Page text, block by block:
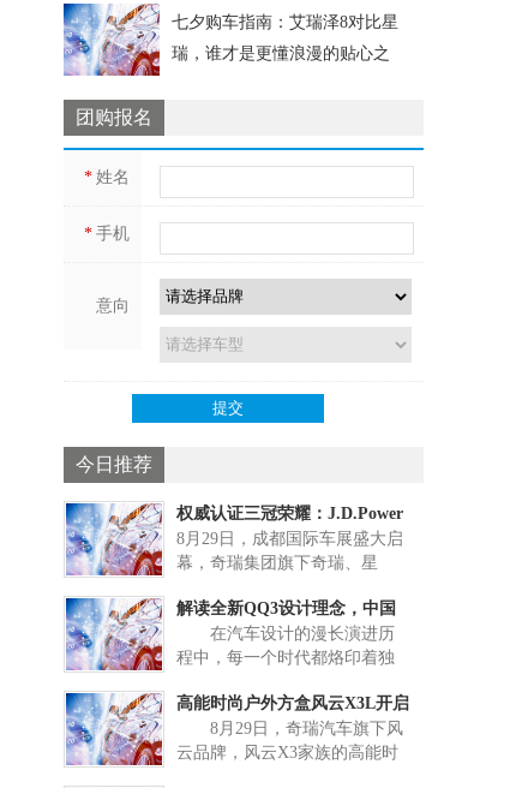
七夕购车指南：艾瑞泽8对比星
瑞，谁才是更懂浪漫的贴心之
团购报名
* 姓名
* 手机
意向
今日推荐
权威认证三冠荣耀：J.D.Power
中国区总裁成
8月29日，成都国际车展盛大启
幕，奇瑞集团旗下奇瑞、星
国汽车，全球冠军”为主题联袂
参展，31款重磅车型集体亮
相。奇瑞品牌携17款车型集中
先的科技实力与产品布局。本
次车展发布会环节奇瑞更喜获
一份神秘大礼——由全球权威
解读全新QQ3设计理念，中国
小车的美学新高度
在汽车设计的漫长演进历
程中，每一个时代都烙印着独
漫长的时光中，占据了一席之
地。如20世纪30年代，德国的
费迪南・波尔舍博士设计出了
高能时尚户外方盒风云X3L开启
预售，见证方盒新时
8月29日，奇瑞汽车旗下风
云品牌，风云X3家族的高能时